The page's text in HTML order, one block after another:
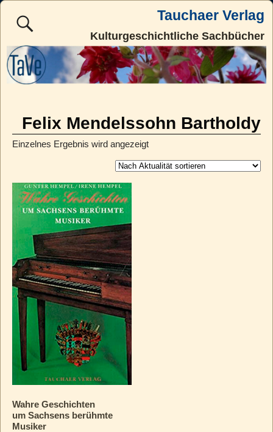
Tauchaer Verlag
Kulturgeschichtliche Sachbücher
Felix Mendelssohn Bartholdy
Einzelnes Ergebnis wird angezeigt
Wahre Geschichten
um Sachsens berühmte
Musiker